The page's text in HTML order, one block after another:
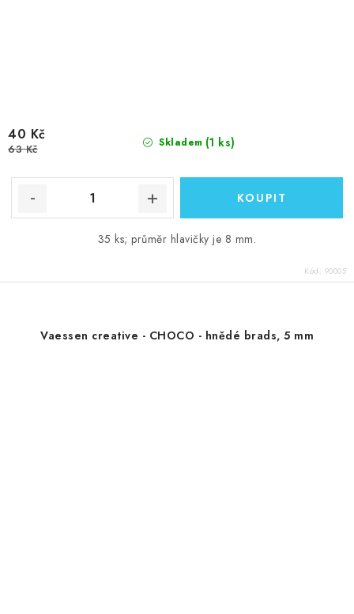
Skladem (1 ks)
40 Kč
63 Kč
35 ks; průměr hlavičky je 8 mm.
Kód: 90005
Vaessen creative - CHOCO - hnědé brads, 5 mm